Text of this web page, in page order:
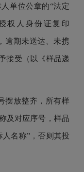
单位公章的“法定
权人身份证复印
逾期未送达、未携
接受（以《样品递
摆放整齐，所有样
及对应序号，样品
名称”，否则其投